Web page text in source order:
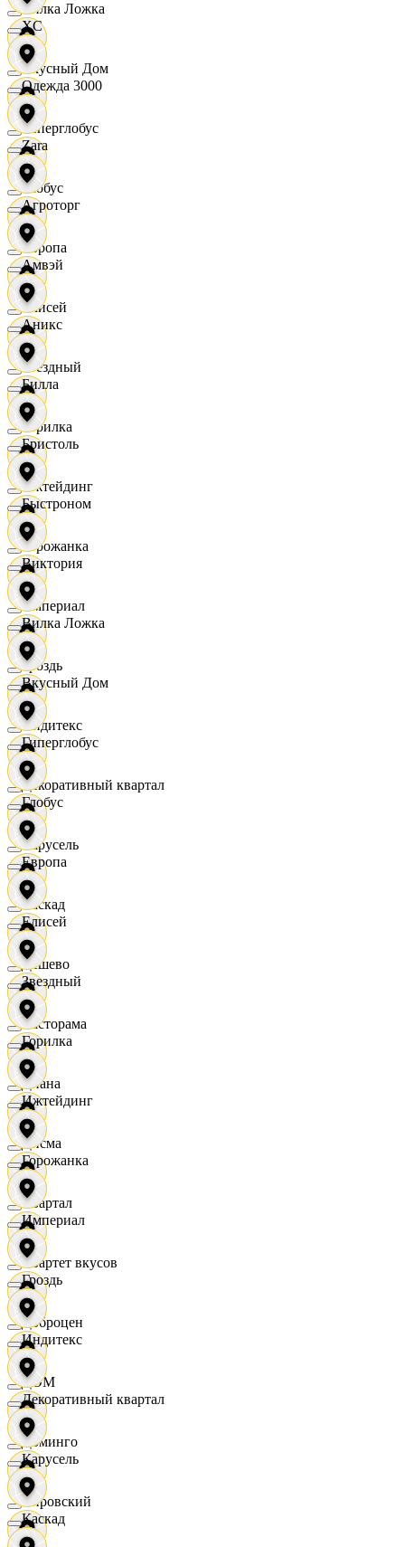
Вилка Ложка
Вкусный Дом
Гиперглобус
Глобус
Европа
Елисей
Звездный
Горилка
Ижтейдинг
Горожанка
Империал
Гроздь
Индитекс
Декоративный квартал
Карусель
Каскад
Дёшево
Касторама
Диана
Дисма
Квартал
Квартет вкусов
Доброцен
ДОМ
Доминго
Кировский
XC
Одежда 3000
Zara
Агроторг
Амвэй
Аникс
Билла
Бристоль
Быстроном
Виктория
Вилка Ложка
Вкусный Дом
Гиперглобус
Глобус
Европа
Елисей
Звездный
Горилка
Ижтейдинг
Горожанка
Империал
Гроздь
Индитекс
Декоративный квартал
Карусель
Каскад